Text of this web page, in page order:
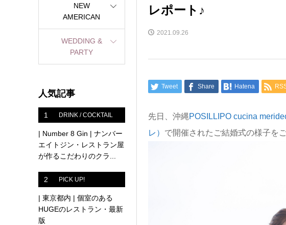
レポート♪
2021.09.26
Tweet Share Hatena
先日、沖縄POSILLIPO cucina
レ） で開催されたご結婚式の様子を
NEW
AMERICAN
WEDDING &
PARTY
人気記事
1 DRINK / COCKTAIL
| Number 8 Gin | ナンバー
エイトジン・レストラン屋
が作るこだわりのクラ...
2 PICK UP!
| 東京都内 | 個室のある
HUGEのレストラン・最新
版